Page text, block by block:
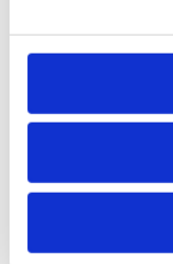
NOC*NSF GAAT
Rapport
seksuele
De onafhankelijke